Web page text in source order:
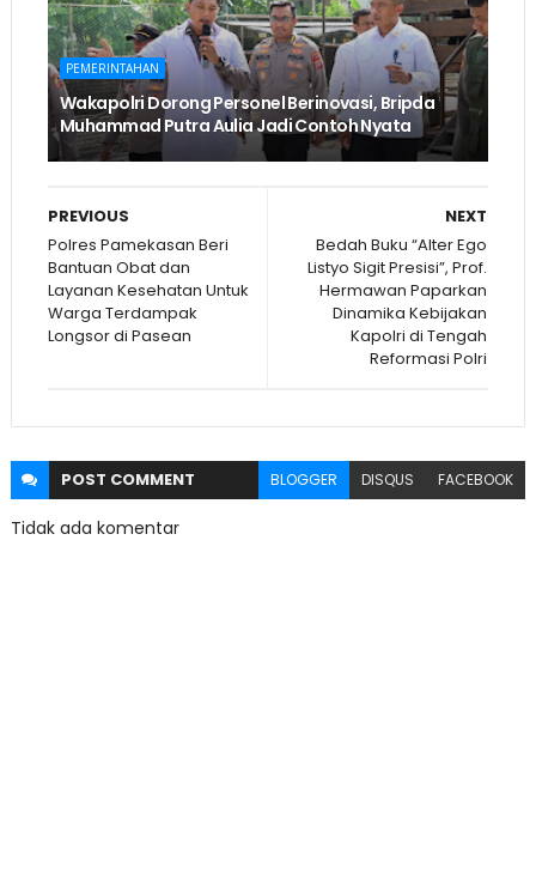
PEMERINTAHAN
Wakapolri Dorong Personel Berinovasi, Bripda
Muhammad Putra Aulia Jadi Contoh Nyata
NEXT
Bedah Buku “Alter Ego
Listyo Sigit Presisi”, Prof.
Hermawan Paparkan
Dinamika Kebijakan
Kapolri di Tengah
Reformasi Polri
PREVIOUS
Polres Pamekasan Beri
Bantuan Obat dan
Layanan Kesehatan Untuk
Warga Terdampak
Longsor di Pasean
POST COMMENT BLOGGER DISQUS FACEBOOK
Tidak ada komentar